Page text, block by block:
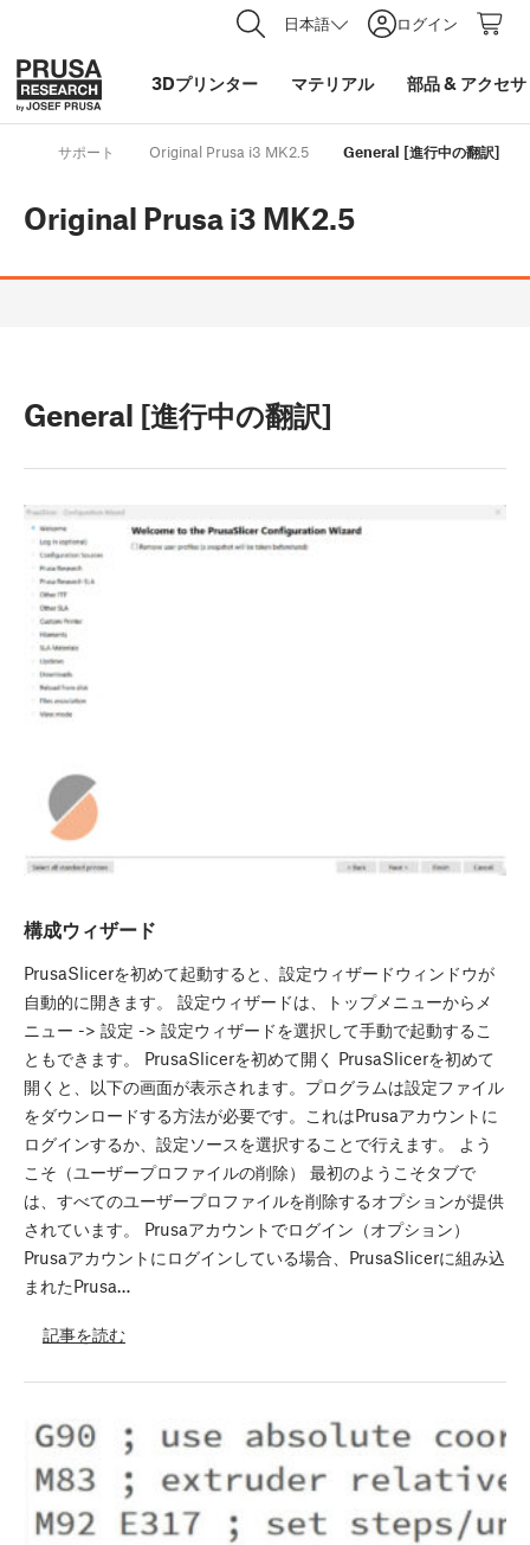
日本語 ログイン
3Dプリンター マテリアル 部品& アクセ
サポート Original Prusa i3 MK2.5 General [進行中の翻訳]
Original Prusa i3 MK2.5
General [進行中の翻訳]
構成ウィザード
PrusaSlicerを初めて起動すると、設定ウィザードウィンドウが
自動的に開きます。 設定ウィザードは、トップメニューからメ
ニュー -> 設定 -> 設定ウィザードを選択して手動で起動するこ
ともできます。 PrusaSlicerを初めて開く PrusaSlicerを初めて
開くと、以下の画面が表示されます。プログラムは設定ファイル
をダウンロードする方法が必要です。これはPrusaアカウントに
ログインするか、設定ソースを選択することで行えます。 よう
こそ（ユーザープロファイルの削除） 最初のようこそタブで
は、すべてのユーザープロファイルを削除するオプションが提供
されています。 Prusaアカウントでログイン（オプション）
Prusaアカウントにログインしている場合、PrusaSlicerに組み込
まれたPrusa…
記事を読む